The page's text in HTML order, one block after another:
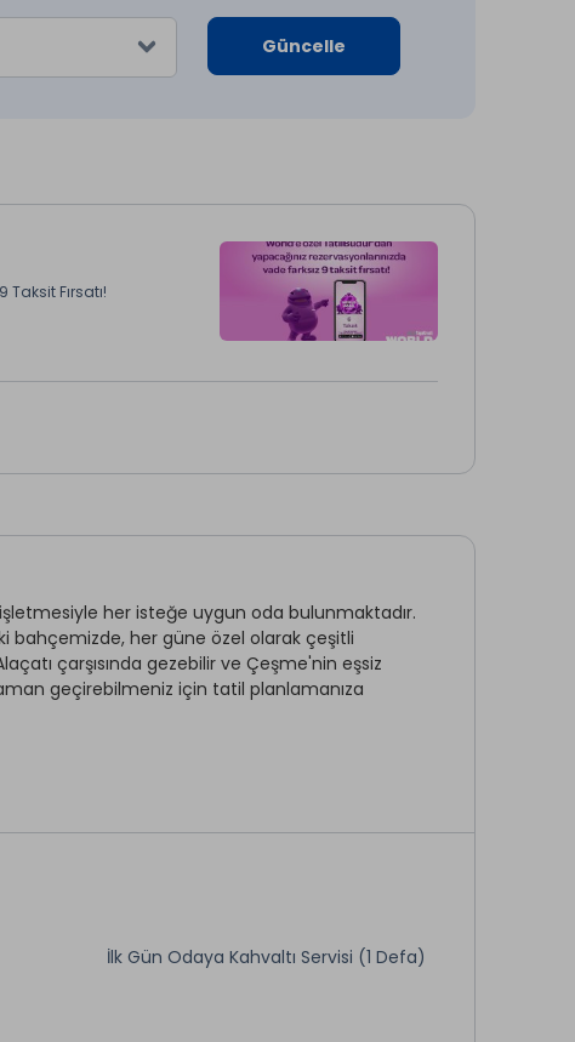
Güncelle
Taksit Fırsatı!
her isteğe uygun oda bulunmaktadır.
bahçemizde, her güne özel olarak çeşitli
çarşısında gezebilir ve Çeşme'nin eşsiz
geçirebilmeniz için tatil planlamanıza
bu otel görülmeye değer bir hizmet
Restaurant & Bar *
İlk Gün Odaya Kahvaltı Servisi (1 Defa)